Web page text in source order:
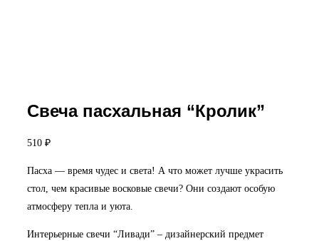
Свеча пасхальная “Кролик”
510 ₽
Пасха — время чудес и света! А что может лучше украсить
стол, чем красивые восковые свечи? Они создают особую
атмосферу тепла и уюта.
Интерьерные свечи “Ливади” – дизайнерский предмет